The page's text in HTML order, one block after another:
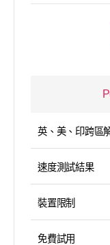
英、美、印跨區
速度測試結果
裝置限制
免費試用